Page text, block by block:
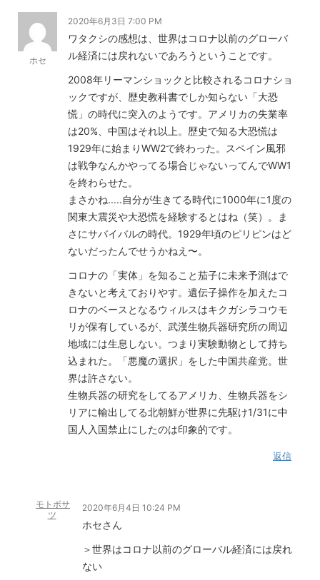
ホセ
2020年6月3日 7:00 PM
ワタクシの感想は、世界はコロナ以前のグローバ
ル経済には戻れないであろうということです。
2008年リーマンショックと比較されるコロナショ
ックですが、歴史教科書でしか知らない「大恐
慌」の時代に突入のようです。アメリカの失業率
は20%、中国はそれ以上。歴史で知る大恐慌は
1929年に始まりWW2で終わった。スペイン風邪
は戦争なんかやってる場合じゃないってんでWW1
を終わらせた。
まさかね.....自分が生きてる時代に1000年に1度の
関東大震災や大恐慌を経験するとはね（笑）。ま
さにサバイバルの時代。1929年頃のピリピンはど
ないだったんでせうかねえ〜。
コロナの「実体」を知ること茄子に未来予測はで
きないと考えておりやす。遺伝子操作を加えたコ
ロナのベースとなるウィルスはキクガシラコウモ
リが保有しているが、武漢生物兵器研究所の周辺
地域には生息しない。つまり実験動物として持ち
込まれた。「悪魔の選択」をした中国共産党。世
界は許さない。
生物兵器の研究をしてるアメリカ、生物兵器をシ
リアに輸出してる北朝鮮が世界に先駆け1/31に中
国人入国禁止にしたのは印象的です。
返信
モトボサ
ツ
2020年6月4日 10:24 PM
ホセさん
＞世界はコロナ以前のグローバル経済には戻れ
ない